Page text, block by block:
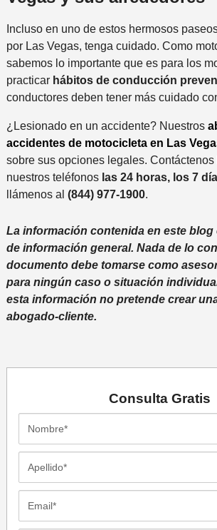
Incluso en uno de estos hermosos
por Las Vegas, tenga cuidado. Como
sabemos lo importante que es para los
practicar hábitos de conducción
conductores deben tener más cuidado
¿Lesionado en un accidente? Nuestros
accidentes de motocicleta en Las
sobre sus opciones legales. Contáctenos
nuestros teléfonos las 24 horas, los 7
llámenos al (844) 977-1900.
La información contenida en este blog
de información general. Nada de lo
documento debe tomarse como
para ningún caso o situación
esta información no pretende crear
abogado-cliente.
Consulta Gratis